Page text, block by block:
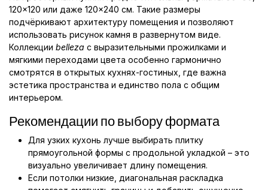
120×120 или даже 120×240 см. Такие размеры
подчёркивают архитектуру помещения и позволяют
использовать рисунок камня в развернутом виде.
Коллекции belleza с выразительными прожилками и
мягкими переходами цвета особенно гармонично
смотрятся в открытых кухнях-гостиных, где важна
эстетика пространства и единство пола с общим
интерьером.
Рекомендации по выбору формата
Для узких кухонь лучше выбирать плитку
прямоугольной формы с продольной укладкой – это
визуально увеличивает длину помещения.
Если потолки низкие, диагональная раскладка